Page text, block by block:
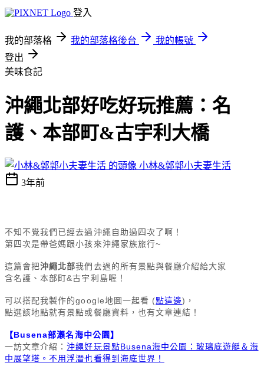
登入
我的部落格 我的部落格後台
我的帳號
登出
美味食記
沖繩北部好吃好玩推薦：名
護、本部町&古宇利大橋
小林&郭郭小夫妻生活
3年前
不知不覺我們已經去過沖繩自助過四次了啊 ！
第四次是帶爸媽跟小孩來沖繩家族旅行~
這篇會把沖繩北部我們去過的所有景點與餐廳介紹給大家
含名護、本部町&古宇利島喔！
可以搭配我製作的google地圖一起看 (點這邊)，
點選該地點就有景點或餐廳資料，也有文章連結！
【Busena部瀨名海中公園 】
一訪文章介紹：沖繩好玩景點Busena海中公園：玻璃底遊艇＆海
中展望塔。不用浮潛也看得到海底世界！